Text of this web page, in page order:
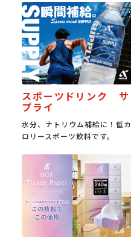
スポーツドリンク サ
プライ
水分、ナトリウム補給に！低カ
ロリースポーツ飲料です。